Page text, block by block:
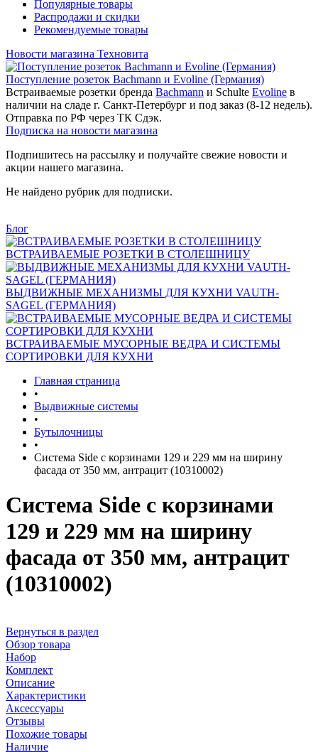
Популярные товары
Распродажи и скидки
Рекомендуемые товары
Новости магазина Техновита
Поступление розеток Bachmann и Evoline (Германия)
Встраиваемые розетки бренда Bachmann и Schulte Evoline в
наличии на сладе г. Санкт-Петербург и под заказ (8-12 недель).
Отправка по РФ через ТК Сдэк.
Подписка на новости магазина
Подпишитесь на рассылку и получайте свежие новости и
акции нашего магазина.
Не найдено рубрик для подписки.
Блог
ВСТРАИВАЕМЫЕ РОЗЕТКИ В СТОЛЕШНИЦУ
ВЫДВИЖНЫЕ МЕХАНИЗМЫ ДЛЯ КУХНИ VAUTH-
SAGEL (ГЕРМАНИЯ)
ВСТРАИВАЕМЫЕ МУСОРНЫЕ ВЕДРА И СИСТЕМЫ
СОРТИРОВКИ ДЛЯ КУХНИ
Главная страница
•
Выдвижные системы
•
Бутылочницы
•
Система Side c корзинами 129 и 229 мм на ширину
фасада от 350 мм, антрацит (10310002)
Система Side c корзинами
129 и 229 мм на ширину
фасада от 350 мм, антрацит
(10310002)
Вернуться в раздел
Обзор товара
Набор
Комплект
Описание
Характеристики
Аксессуары
Отзывы
Похожие товары
Наличие